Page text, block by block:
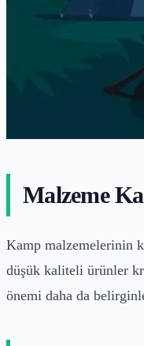
Malzeme
Kamp malzemelerinin
düşük kaliteli ürünler
önemi daha da